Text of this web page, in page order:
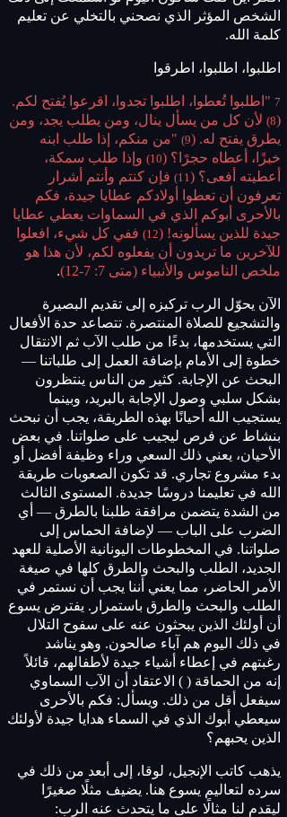
الشخص المؤثر الذي نصحني بالتخلي عن تعليم
كلمة الله.
اطلبوا، اطلبوا، اطرقوا
7 "اطلبوا تُعطوا، اطلبوا تجدوا، اقرعوا يُفتح لكم.
(
8) لأن كل من يسأل ينال، ومن يطلب يجد، ومن
يطرق يفتح له. (9) "من منكم، إذا طلب ابنه
خبزًا، أعطاه حجرًا؟ (10)
وإذا طلب سمكة،
أعطيته أفعى؟ (11)
فإن كنتم وأنتم أشرار
تعرفون أن تعطوا أولادكم عطايا جيدة، فكم
بالأحرى أبوكم الذي في السماوات يعطي عطايا
جيدة للذين يسألونه! (12)
ففي كل شيء، افعلوا
للآخرين ما تريدون أن يفعلوه لكم، لأن هذا هو
ملخص الناموس والأنبياء (متى 7: 7-12)
.
الآن يحوّل الرب تركيزه إلى تقديم البصيرة
والتشجيع للصلاة المنتصرة. تتصاعد حدة الأفعال
التي يستخدمها، بدءًا من طلب الآب ثم الانتقال
خطوة إلى الأمام بإضافة العمل إلى طلباتنا —
البحث عن الإجابة. كثير من الناس ينتظرون
بشكل سلبي وصول الإجابة بالبريد، وبينما
يستجيب الله أحيانًا بهذه الطريقة، يجب أن نبحث
بنشاط عن فرص ليجيب على صلواتنا. في بعض
الأحيان، يعني ذلك السعي وراء وظيفة أفضل أو
بدء مشروع تجاري. قد تكون الصعوبات طريقة
الله في تعليمنا دروسًا جديدة. المستوى الثالث
من الشدة يتضمن مرافقة طلبنا بالطرق — أي
الضرب على الباب — لإضافة الحماس إلى
صلواتنا. في المخطوطات اليونانية الأصلية للعهد
الجديد، الطلب والبحث والطرق كلها في صيغة
الأمر الحاضر، مما يعني أننا يجب أن نستمر في
الطلب والبحث والطرق باستمرار. يفترض يسوع
أن أولئك الذين يبحثون عنه على سفوح التلال
في ذلك اليوم هم آباء صالحون. وهو يناشد
رغبتهم في إعطاء أشياء جيدة لأطفالهم، قائلاً
إنه من الحماقة ( ) الاعتقاد أن الآب السماوي
سيفعل أقل من ذلك. ويسأل: فكم بالأحرى
سيعطي أبوك الذي في السماء هدايا جيدة لأولئك
الذين يحبهم؟
يذهب كاتب الإنجيل، لوقا، إلى أبعد من ذلك في
سرده لتعاليم يسوع هنا. يضيف مثلًا صغيرًا
ليقدم لنا مثالًا على ما يتحدث عنه الرب: